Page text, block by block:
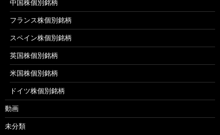
中国株個別銘柄
フランス株個別銘柄
スペイン株個別銘柄
英国株個別銘柄
米国株個別銘柄
ドイツ株個別銘柄
動画
未分類